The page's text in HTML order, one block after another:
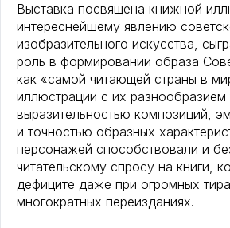
Выставка посвящена книжной
интереснейшему явлению
изобразительного искусства,
роль в формировании образа
как «самой читающей страны в
иллюстрации с их разнообразием
выразительностью композиций,
и точностью образных
персонажей способствовали и
читательскому спросу на книги,
дефиците даже при огромных
многократных переизданиях.